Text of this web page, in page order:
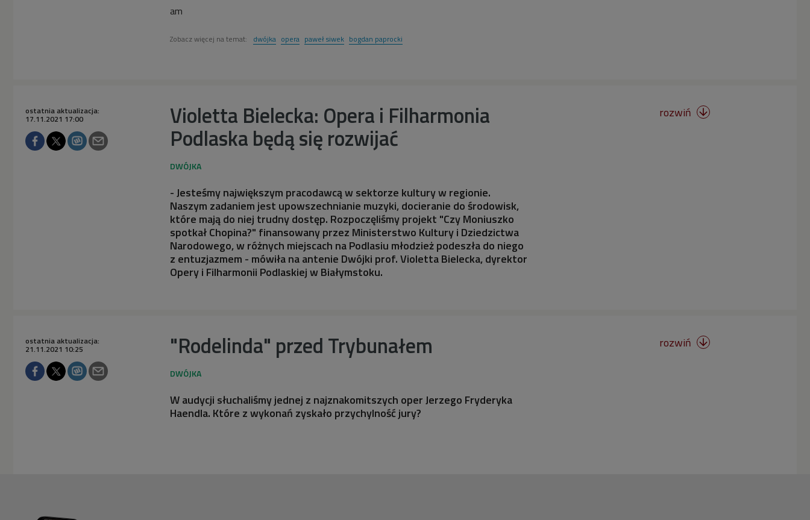
am
Zobacz więcej na temat: dwójka opera paweł siwek bogdan paprocki
Violetta Bielecka: Opera i Filharmonia
Podlaska będą się rozwijać
ostatnia aktualizacja:
17.11.2021 17:00
- Jesteśmy największym pracodawcą w sektorze kultury w regionie.
Naszym zadaniem jest upowszechnianie muzyki, docieranie do środowisk,
które mają do niej trudny dostęp. Rozpoczęliśmy projekt "Czy Moniuszko
spotkał Chopina?" finansowany przez Ministerstwo Kultury i Dziedzictwa
Narodowego, w różnych miejscach na Podlasiu młodzież podeszła do niego
z entuzjazmem - mówiła na antenie Dwójki prof. Violetta Bielecka, dyrektor
Opery i Filharmonii Podlaskiej w Białymstoku.
rozwiń 
"Rodelinda" przed Trybunałem
ostatnia aktualizacja:
21.11.2021 10:25
W audycji słuchaliśmy jednej z najznakomitszych oper Jerzego Fryderyka
Haendla. Które z wykonań zyskało przychylność jury?
rozwiń 